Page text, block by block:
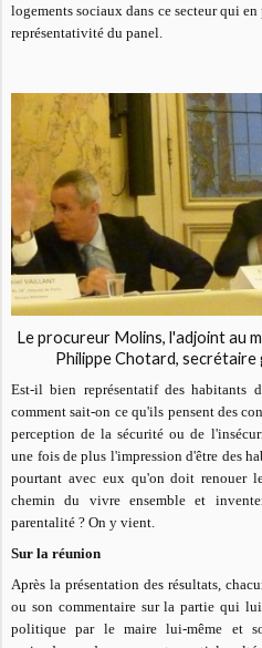
logements sociaux dans ce secteur qui
représentativité du panel.
Le procureur Molins, l'adjoint au
Philippe Chotard, secrétaire
Est-il bien représentatif des habitants
comment sait-on ce qu'ils pensent des
perception de la sécurité ou de
une fois de plus l'impression d'être des
pourtant avec eux qu'on doit renouer
chemin du vivre ensemble et
parentalité ? On y vient.
Sur la réunion
Après la présentation des résultats,
ou son commentaire sur la partie qui
politique par le maire lui-même et